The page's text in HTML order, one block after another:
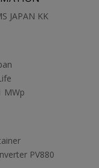
JAPAN KK
MWp
PV880